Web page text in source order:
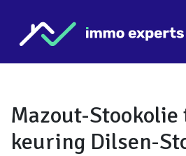
Mazout-Stookolie
keuring Dilsen-